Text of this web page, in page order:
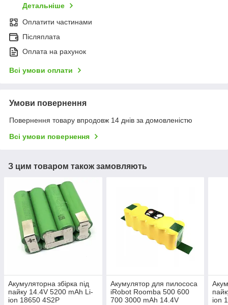
Детальніше
Оплатити частинами
Післяплата
Оплата на рахунок
Всі умови оплати
Умови повернення
Повернення товару впродовж 14 днів за домовленістю
Всі умови повернення
З цим товаром також замовляють
Акумуляторна збірка під
пайку 14.4V 5200 mAh Li-
ion 18650 4S2P
Акумулятор для пилососа
iRobot Roomba 500 600
700 3000 mAh 14.4V
ion